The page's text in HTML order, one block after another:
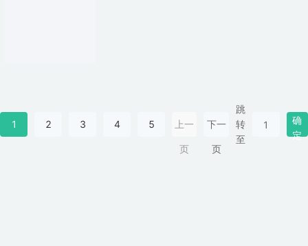
1 2 3 4 5 上一
页
下一
页
跳
转
至
确
定